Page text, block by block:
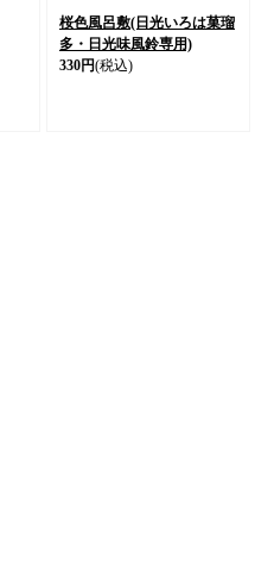
桜色風呂敷(日光いろは菓瑠
多・日光味風鈴専用)
330円(税込)